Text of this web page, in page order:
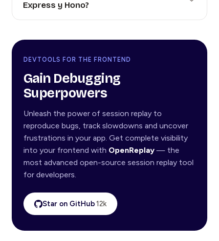
Express y Hono?
DEVTOOLS FOR THE FRONTEND
Gain Debugging
Superpowers
Unleash the power of session replay to
reproduce bugs, track slowdowns and uncover
frustrations in your app. Get complete visibility
into your frontend with OpenReplay — the
most advanced open-source session replay tool
for developers.
Star on GitHub12k